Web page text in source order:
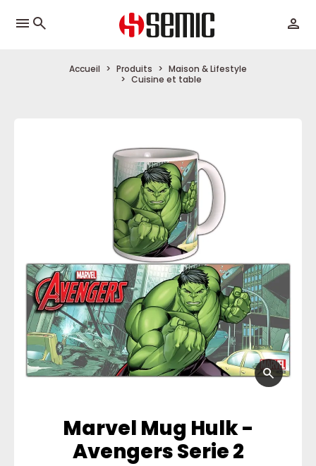
menu
Accueil Produits
Maison & Lifestyle
Cuisine et table
Marvel Mug Hulk -
Avengers Serie 2